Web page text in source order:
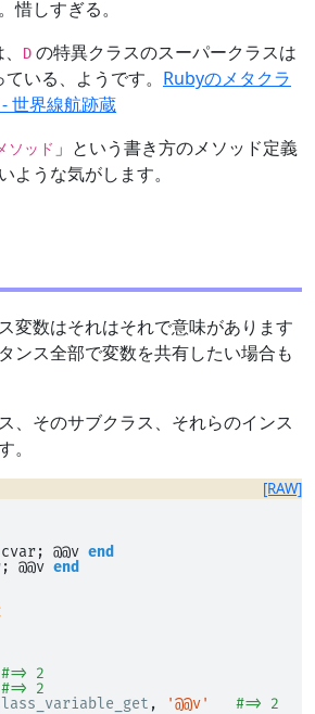
惜しすぎる。
D の特異クラスのスーパークラスは
いる、ようです。 Rubyのメタクラ
世界線航跡蔵
ソッド 」という書き方のメソッド定義
ような気がします。
変数はそれはそれで意味があります
ンス全部で変数を共有したい場合も
、そのサブクラス、それらのインス
。
[RAW]
@@v end
end
#=> 2
#=> 2
, '@@v'
#=> 2